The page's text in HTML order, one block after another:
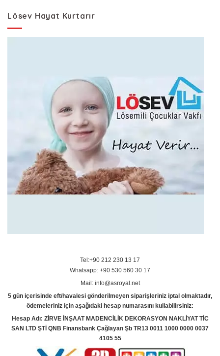
Lösev Hayat Kurtarır
Tel:+90 212 230 13 17
Whatsapp: +90 530 560 30 17
Mail: info@asroyal.net
5 gün içerisinde eft/havalesi gönderilmeyen siparişleriniz iptal olmaktadır,
ödemeleriniz için aşağıdaki hesap numarasını kullabilirsiniz:
Hesap Adı: ZİRVE İNŞAAT MADENCİLİK DEKORASYON NAKLİYAT TİC
SAN LTD ŞTİ QNB Finansbank Çağlayan Şb TR13 0011 1000 0000 0037
4105 55